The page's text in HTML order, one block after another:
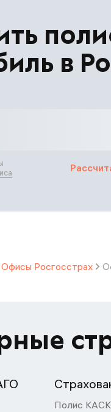
в
Офисы Росгосстрах
Полис